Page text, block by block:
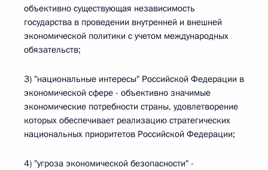
объективно существующая независимость
государства в проведении внутренней и внешней
экономической политики с учетом международных
обязательств;
3) "национальные интересы" Российской Федерации в
экономической сфере - объективно значимые
экономические потребности страны, удовлетворение
которых обеспечивает реализацию стратегических
национальных приоритетов Российской Федерации;
4) "угроза экономической безопасности" -